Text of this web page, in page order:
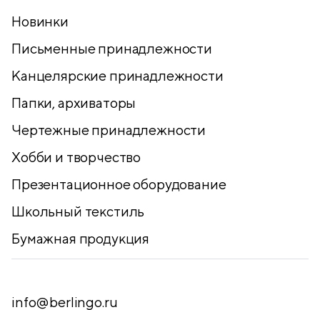
Новинки
Письменные принадлежности
Канцелярские принадлежности
Папки, архиваторы
Чертежные принадлежности
Хобби и творчество
Презентационное оборудование
Школьный текстиль
Бумажная продукция
info@berlingo.ru